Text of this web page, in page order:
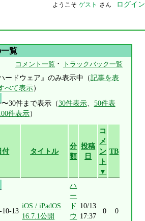
ようこそ ゲスト さん ログイン
一覧
コメント一覧 ・ トラックバック一覧
ードウェア』のみ表示中（記事を表
べて表示）
〜30件まで表示（30件表示、 50件表
件表示）
付 タイトル
分
類
投稿
日
コ
メ
ン
ト
▼
TB
10-13
iOS / iPadOS
16.7.1公開
ハ
ー
ド
ウ
10/13
17:37
0 0